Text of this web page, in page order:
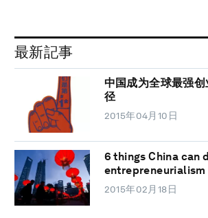
最新記事
中国成为全球最强
径
2015年04月10日
6 things China can
entrepreneurialism
2015年02月18日